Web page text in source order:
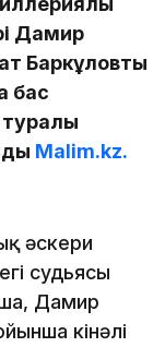
Дамир
Баркұловты
бас
Malim.kz.
әскери
судьясы
Дамир
кінәлі